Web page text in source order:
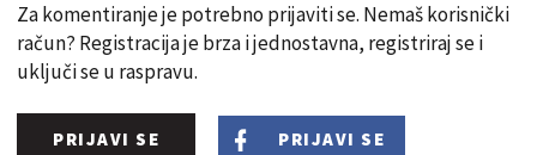
Za komentiranje je potrebno prijaviti se. Nemaš korisnički
račun? Registracija je brza i jednostavna, registriraj se i
uključi se u raspravu.
PRIJAVI SE PRIJAVI SE